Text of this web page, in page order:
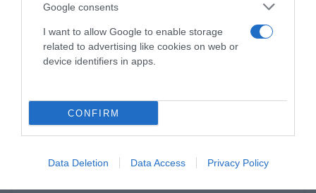
Google consents
I want to allow Google to enable storage
related to advertising like cookies on web or
device identifiers in apps.
CONFIRM
Data Deletion Data Access Privacy Policy